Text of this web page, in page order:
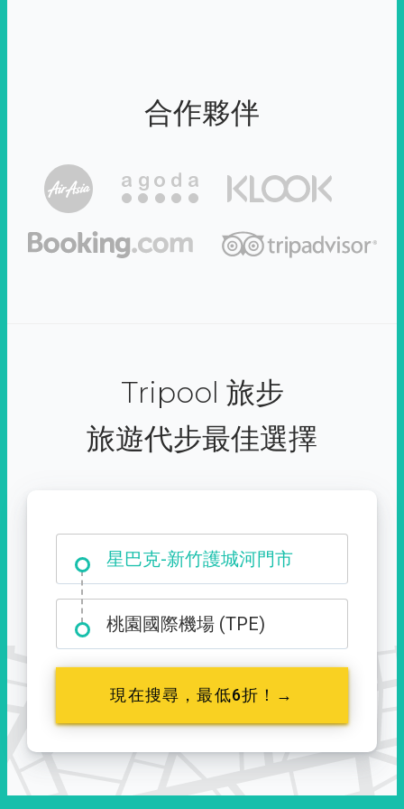
合作夥伴
Tripool 旅步
旅遊代步最佳選擇
星巴克-新竹護城河門市
大霸尖山登山口
桃園國際機場 (TPE)
現在搜尋，最低6折！→